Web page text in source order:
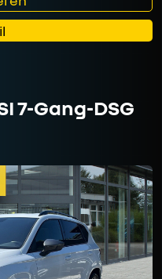
7-Gang-DSG